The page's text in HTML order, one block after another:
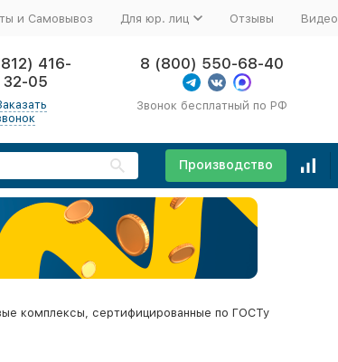
и Самовывоз Для юр. лиц Отзывы Видео
416-
32-05
8 (800) 550-68-40
Звонок бесплатный по РФ
Производство
комплексы, сертифицированные по ГОСТу